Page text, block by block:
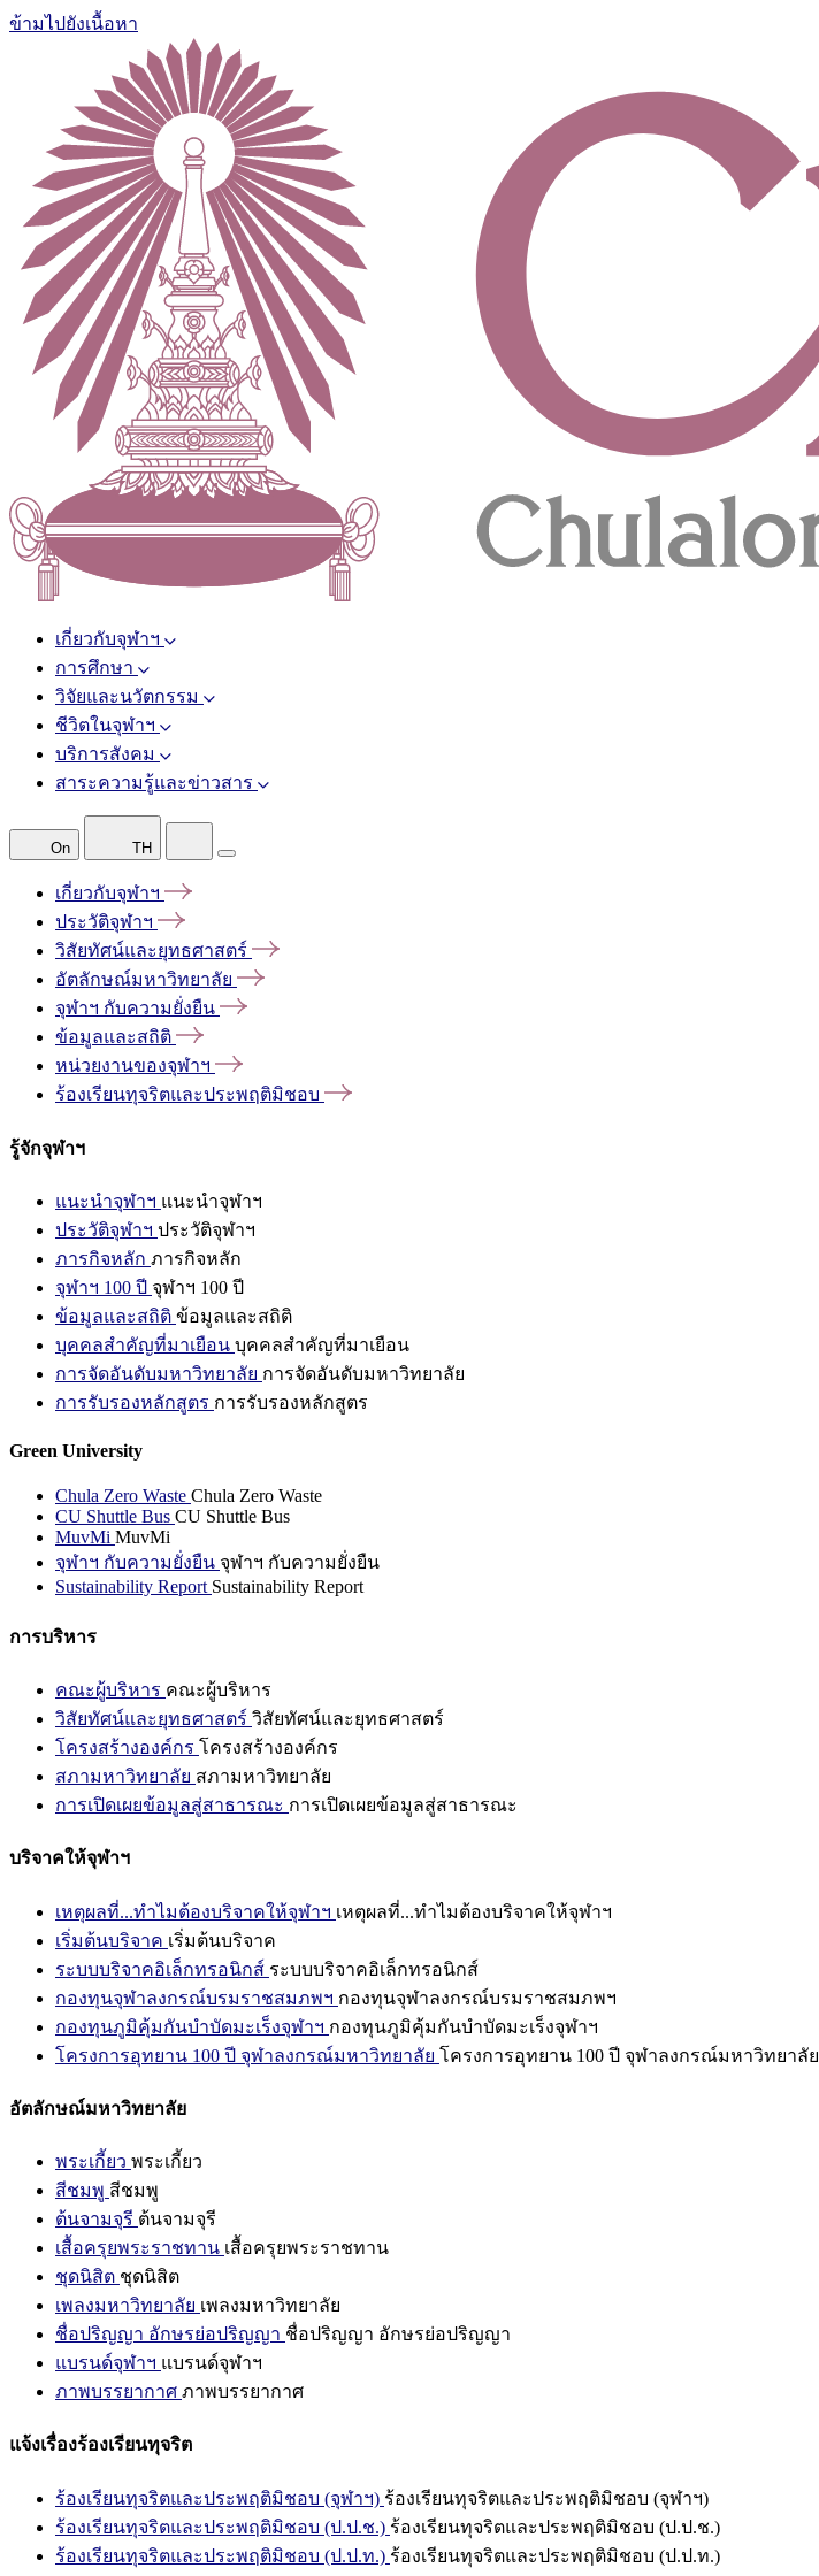
ข้ามไปยังเนื้อหา
เกี่ยวกับจุฬาฯ
การศึกษา
วิจัยและนวัตกรรม
ชีวิตในจุฬาฯ
บริการสังคม
สาระความรู้และข่าวสาร
On TH
เกี่ยวกับจุฬาฯ
ประวัติจุฬาฯ
วิสัยทัศน์และยุทธศาสตร์
อัตลักษณ์มหาวิทยาลัย
จุฬาฯ กับความยั่งยืน
ข้อมูลและสถิติ
หน่วยงานของจุฬาฯ
ร้องเรียนทุจริตและประพฤติมิชอบ
รู้จักจุฬาฯ
แนะนำจุฬาฯ แนะนำจุฬาฯ
ประวัติจุฬาฯ ประวัติจุฬาฯ
ภารกิจหลัก ภารกิจหลัก
จุฬาฯ 100 ปี จุฬาฯ 100 ปี
ข้อมูลและสถิติ ข้อมูลและสถิติ
บุคคลสำคัญที่มาเยือน บุคคลสำคัญที่มาเยือน
การจัดอันดับมหาวิทยาลัย การจัดอันดับมหาวิทยาลัย
การรับรองหลักสูตร การรับรองหลักสูตร
Green University
Chula Zero Waste Chula Zero Waste
CU Shuttle Bus CU Shuttle Bus
MuvMi MuvMi
จุฬาฯ กับความยั่งยืน จุฬาฯ กับความยั่งยืน
Sustainability Report Sustainability Report
การบริหาร
คณะผู้บริหาร คณะผู้บริหาร
วิสัยทัศน์และยุทธศาสตร์ วิสัยทัศน์และยุทธศาสตร์
โครงสร้างองค์กร โครงสร้างองค์กร
สภามหาวิทยาลัย สภามหาวิทยาลัย
การเปิดเผยข้อมูลสู่สาธารณะ การเปิดเผยข้อมูลสู่สาธารณะ
บริจาคให้จุฬาฯ
เหตุผลที่...ทำไมต้องบริจาคให้จุฬาฯ เหตุผลที่...ทำไมต้องบริจาคให้จุฬาฯ
เริ่มต้นบริจาค เริ่มต้นบริจาค
ระบบบริจาคอิเล็กทรอนิกส์ ระบบบริจาคอิเล็กทรอนิกส์
กองทุนจุฬาลงกรณ์บรมราชสมภพฯ กองทุนจุฬาลงกรณ์บรมราชสมภพฯ
กองทุนภูมิคุ้มกันบำบัดมะเร็งจุฬาฯ กองทุนภูมิคุ้มกันบำบัดมะเร็งจุฬาฯ
โครงการอุทยาน 100 ปี จุฬาลงกรณ์มหาวิทยาลัย โครงการอุทยาน 100 ปี จุฬาลงกรณ์มหาวิทยาลัย
อัตลักษณ์มหาวิทยาลัย
พระเกี้ยว พระเกี้ยว
สีชมพู สีชมพู
ต้นจามจุรี ต้นจามจุรี
เสื้อครุยพระราชทาน เสื้อครุยพระราชทาน
ชุดนิสิต ชุดนิสิต
เพลงมหาวิทยาลัย เพลงมหาวิทยาลัย
ชื่อปริญญา อักษรย่อปริญญา ชื่อปริญญา อักษรย่อปริญญา
แบรนด์จุฬาฯ แบรนด์จุฬาฯ
ภาพบรรยากาศ ภาพบรรยากาศ
แจ้งเรื่องร้องเรียนทุจริต
ร้องเรียนทุจริตและประพฤติมิชอบ (จุฬาฯ) ร้องเรียนทุจริตและประพฤติมิชอบ (จุฬาฯ)
ร้องเรียนทุจริตและประพฤติมิชอบ (ป.ป.ช.) ร้องเรียนทุจริตและประพฤติมิชอบ (ป.ป.ช.)
ร้องเรียนทุจริตและประพฤติมิชอบ (ป.ป.ท.) ร้องเรียนทุจริตและประพฤติมิชอบ (ป.ป.ท.)